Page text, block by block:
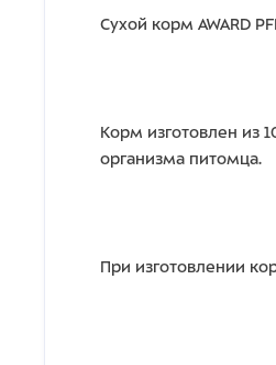
Сухой корм AWARD
Корм изготовлен из
организма питомца.
При изготовлении